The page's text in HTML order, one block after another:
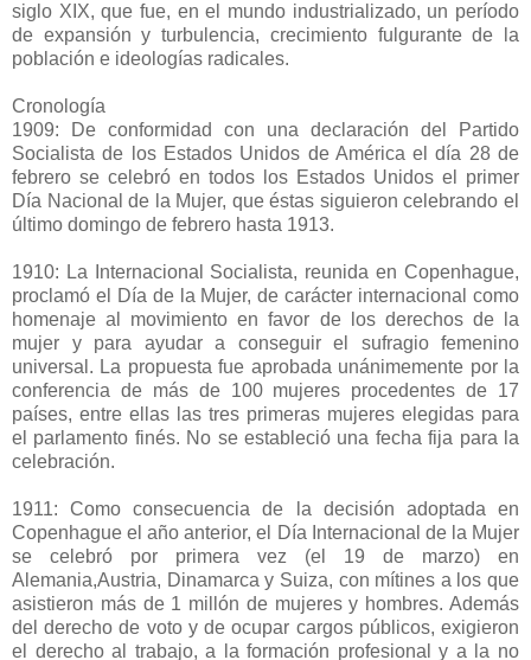
siglo XIX, que fue, en el mundo industrializado, un período
de expansión y turbulencia, crecimiento fulgurante de la
población e ideologías radicales.
Cronología
1909: De conformidad con una declaración del Partido
Socialista de los Estados Unidos de América el día 28 de
febrero se celebró en todos los Estados Unidos el primer
Día Nacional de la Mujer, que éstas siguieron celebrando el
último domingo de febrero hasta 1913.
1910: La Internacional Socialista, reunida en Copenhague,
proclamó el Día de la Mujer, de carácter internacional como
homenaje al movimiento en favor de los derechos de la
mujer y para ayudar a conseguir el sufragio femenino
universal. La propuesta fue aprobada unánimemente por la
conferencia de más de 100 mujeres procedentes de 17
países, entre ellas las tres primeras mujeres elegidas para
el parlamento finés. No se estableció una fecha fija para la
celebración.
1911: Como consecuencia de la decisión adoptada en
Copenhague el año anterior, el Día Internacional de la Mujer
se celebró por primera vez (el 19 de marzo) en
Alemania,Austria, Dinamarca y Suiza, con mítines a los que
asistieron más de 1 millón de mujeres y hombres. Además
del derecho de voto y de ocupar cargos públicos, exigieron
el derecho al trabajo, a la formación profesional y a la no